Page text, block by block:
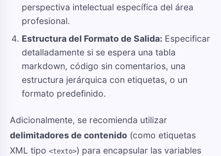
perspectiva intelectual específica del área
profesional.
Estructura del Formato de Salida: Especificar
detalladamente si se espera una tabla
markdown, código sin comentarios, una
estructura jerárquica con etiquetas, o un
formato predefinido.
Adicionalmente, se recomienda utilizar
delimitadores de contenido (como etiquetas
XML tipo <texto>) para encapsular las variables